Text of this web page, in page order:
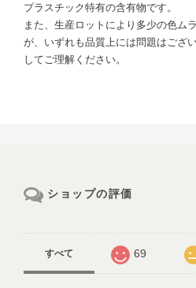
プラスチック特有の含有物です。
また、生産ロットにより多少の色ム
が、いずれも品質上には問題はござ
してご理解ください。
ショップの評価
すべて 69